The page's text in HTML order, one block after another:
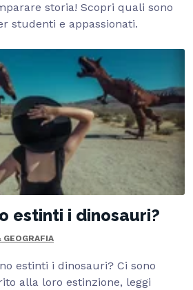
storia! Scopri quali sono
studenti e appassionati.
estinti i dinosauri?
GEOGRAFIA
estinti i dinosauri? Ci sono
alla loro estinzione, leggi